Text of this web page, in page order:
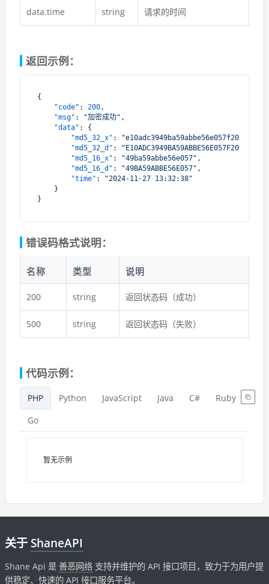
data.time string 请求的时间
返回示例：
{
"code" : 200,
"msg" : "加密成功" ,
"data" :
{
"md5_32_x" : "e10adc3949ba59abbe56e057f20f883e"
"md5_32_d" : "E10ADC3949BA59ABBE56E057F20F883E"
"md5_16_x" : "49ba59abbe56e057" ,
"md5_16_d" : "49BA59ABBE56E057" ,
"time" :
"2024-11-27 13:32:38"
}
}
错误码格式说明：
名称 类型 说明
200 string 返回状态码（成功）
500 string 返回状态码（失败）
代码示例：
PHP Python JavaScript Java C#
Ruby
Go
暂无示例
关于 ShaneAPI
Shane Api 是 善恶网络 支持并维护的 API 接口项目，致力于为用户提
供稳定、快速的 API 接口服务平台。